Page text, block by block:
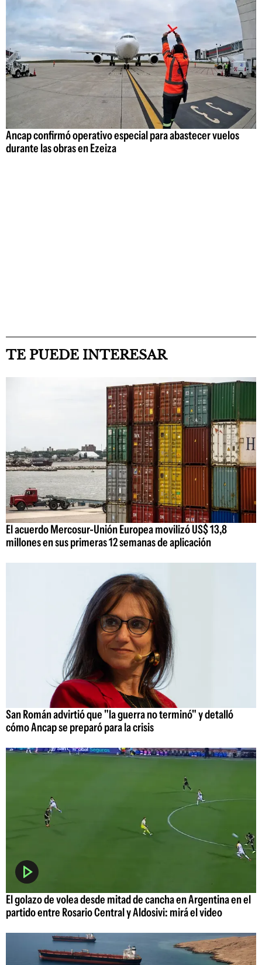
Ancap confirmó operativo especial para abastecer vuelos
durante las obras en Ezeiza
TE PUEDE INTERESAR
El acuerdo Mercosur-Unión Europea movilizó US$ 13,8
millones en sus primeras 12 semanas de aplicación
San Román advirtió que "la guerra no terminó" y detalló
cómo Ancap se preparó para la crisis
El golazo de volea desde mitad de cancha en Argentina en el
partido entre Rosario Central y Aldosivi: mirá el video